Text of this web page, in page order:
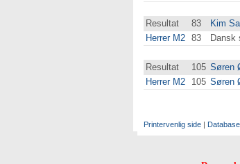
Resultat 83 Kim
Herrer M2 83 Dansk
Resultat 105 Søren
Herrer M2
105 Søren
Printervenlig side |